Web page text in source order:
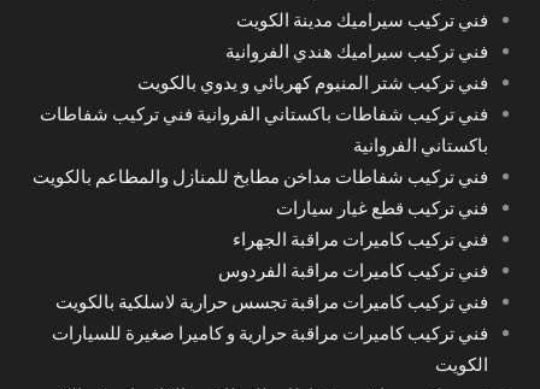
فني تركيب سيراميك مدينة الكويت
فني تركيب سيراميك هندي الفروانية
فني تركيب شتر المنيوم كهربائي و يدوي بالكويت
فني تركيب شفاطات باكستاني الفروانية فني تركيب شفاطات
باكستاني الفروانية
فني تركيب شفاطات مداخن مطابخ للمنازل والمطاعم بالكويت
فني تركيب قطع غيار سيارات
فني تركيب كاميرات مراقبة الجهراء
فني تركيب كاميرات مراقبة الفردوس
فني تركيب كاميرات مراقبة تجسس حرارية لاسلكية بالكويت
فني تركيب كاميرات مراقبة حرارية و كاميرا صغيرة للسيارات
الكويت